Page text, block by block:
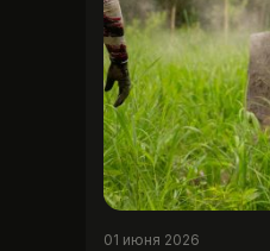
01 июня 2026